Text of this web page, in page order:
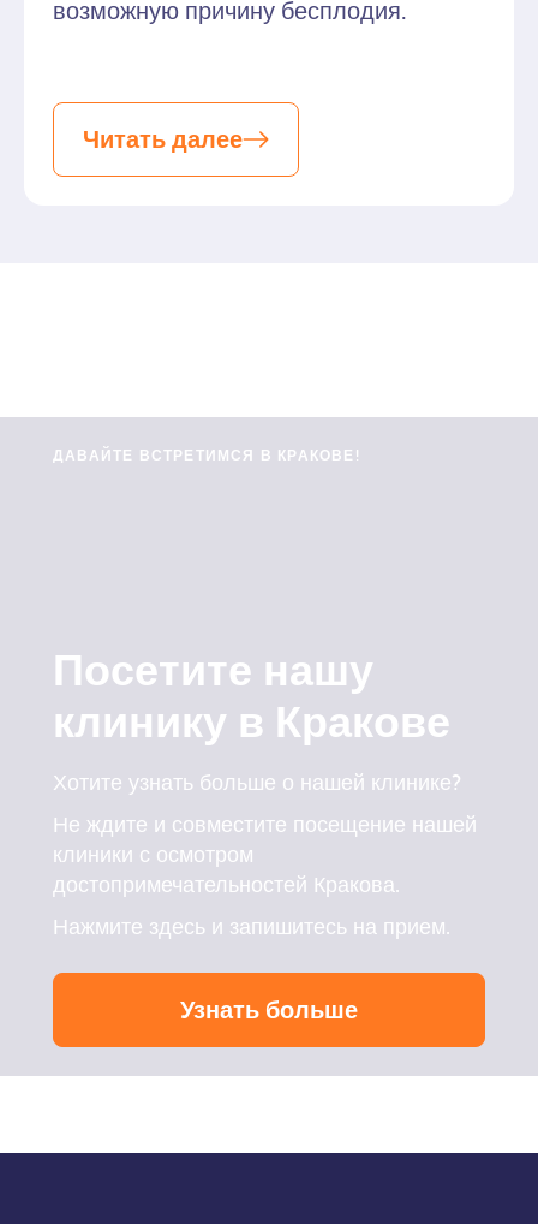
возможную причину бесплодия.
Читать далее
ДАВАЙТЕ ВСТРЕТИМСЯ В КРАКОВЕ!
Посетите нашу
клинику в Кракове
Хотите узнать больше о нашей клинике?
Не ждите и совместите посещение нашей
клиники с осмотром
достопримечательностей Кракова.
Нажмите здесь и запишитесь на прием.
Узнать больше